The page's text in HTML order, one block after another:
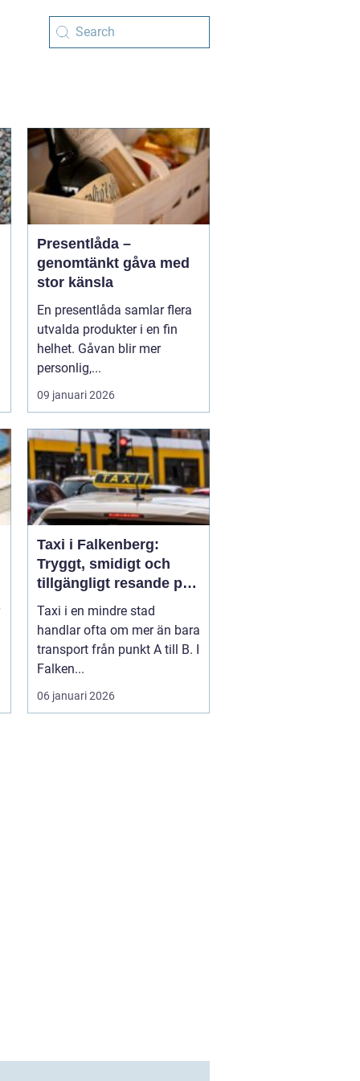
Presentlåda –
genomtänkt gåva med
stor känsla
En presentlåda samlar flera
utvalda produkter i en fin
helhet. Gåvan blir mer
personlig,...
09 januari 2026
Taxi i Falkenberg:
Tryggt, smidigt och
tillgängligt resande på
västkusten
Taxi i en mindre stad
handlar ofta om mer än bara
transport från punkt A till B. I
Falken...
06 januari 2026